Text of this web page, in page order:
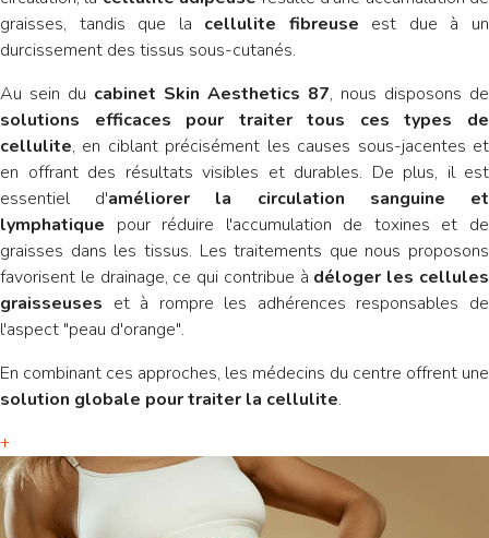
graisses, tandis que la cellulite fibreuse est due à un
durcissement des tissus sous-cutanés.
Au sein du cabinet Skin Aesthetics 87, nous disposons de
solutions efficaces pour traiter tous ces types de
cellulite, en ciblant précisément les causes sous-jacentes et
en offrant des résultats visibles et durables. De plus, il est
essentiel d'améliorer la circulation sanguine et
lymphatique pour réduire l'accumulation de toxines et de
graisses dans les tissus. Les traitements que nous proposons
favorisent le drainage, ce qui contribue à déloger les cellules
graisseuses et à rompre les adhérences responsables de
l'aspect "peau d'orange".
En combinant ces approches, les médecins du centre offrent une
solution globale pour traiter la cellulite.
+